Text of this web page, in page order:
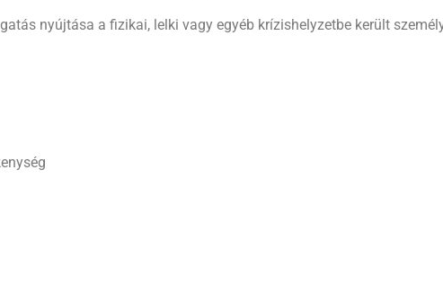
nyújtása a fizikai, lelki vagy egyéb krízishelyzetbe került